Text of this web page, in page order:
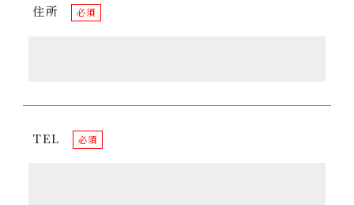
住所 必須
TEL 必須